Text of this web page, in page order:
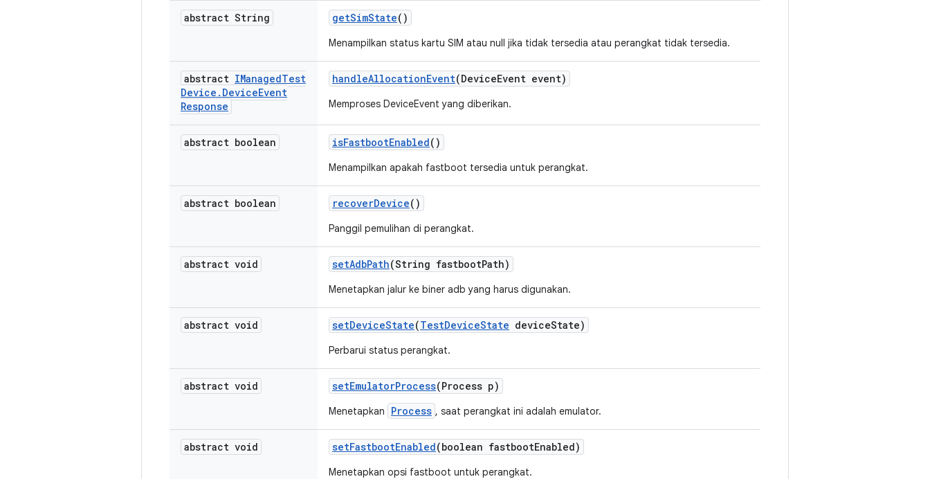
abstract String getSimState()
Menampilkan status kartu SIM atau null jika tidak tersedia atau perangkat tidak tersedia.
abstract IManagedTest
Device . DeviceEvent
Response
handleAllocationEvent(DeviceEvent event)
Memproses DeviceEvent yang diberikan.
abstract boolean isFastbootEnabled()
Menampilkan apakah fastboot tersedia untuk perangkat.
abstract boolean recoverDevice()
Panggil pemulihan di perangkat.
abstract void setAdbPath(String fastbootPath)
Menetapkan jalur ke biner adb yang harus digunakan.
abstract void setDeviceState(TestDeviceState deviceState)
Perbarui status perangkat.
abstract void setEmulatorProcess(Process p)
Menetapkan Process , saat perangkat ini adalah emulator.
abstract void setFastbootEnabled(boolean fastbootEnabled)
Menetapkan opsi fastboot untuk perangkat.